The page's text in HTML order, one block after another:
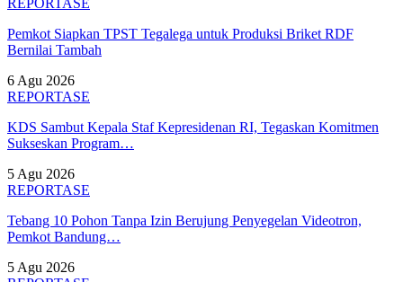
Pemkot Siapkan TPST Tegalega untuk Produksi Briket RDF
Bernilai Tambah
6 Agu 2026
REPORTASE
KDS Sambut Kepala Staf Kepresidenan RI, Tegaskan Komitmen
Sukseskan Program…
5 Agu 2026
REPORTASE
Tebang 10 Pohon Tanpa Izin Berujung Penyegelan Videotron,
Pemkot Bandung…
5 Agu 2026